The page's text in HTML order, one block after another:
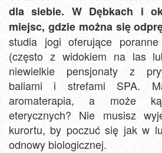
dla siebie. W Dębkach i
miejsc, gdzie można się
studia jogi oferujące
(często z widokiem na las
niewielkie pensjonaty z
baliami i strefami SPA.
aromaterapia, a może
eterycznych? Nie musisz
kurortu, by poczuć się jak w
odnowy biologicznej.